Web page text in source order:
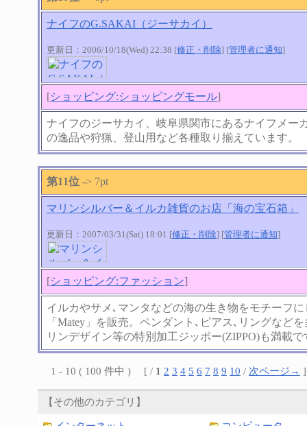
ナイフのG.SAKAI（ジーサカイ）
更新日：2006/10/18(Wed) 22:38 [修正・削除] [管理者に通知]
[ショッピング:ショッピングモール]
ナイフのジーサカイ、岐阜県関市にあるナイフメー
の逸品や狩猟、登山用など各種取り揃えています。
第11位 -> 7pt
マリンシルバー＆イルカ雑貨のお店「海の宝石箱」
更新日：2007/03/31(Sat) 18:01 [修正・削除] [管理者に通知]
[ショッピング:ファッション]
イルカやサメ､マンタなどの海の生き物をモチーフ
「Matey」を販売。ペンダント､ピアス､リングなど
リンデザイン等の特別加工ジッポー(ZIPPO)も満載で
1 - 10 ( 100 件中 ) [ / 1 2 3 4 5 6 7 8 9 10 / 次ページ→ ]
【その他のカテゴリ】